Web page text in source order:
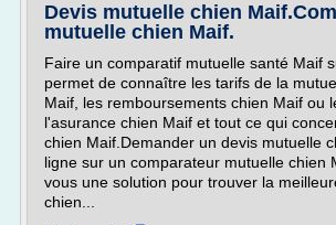
Devis mutuelle chien
mutuelle chien Maif.
Faire un comparatif mutuelle santé Maif
permet de connaître les tarifs de la
Maif, les remboursements chien Maif ou
l'asurance chien Maif et tout ce qui
chien Maif.Demander un devis mutuelle
ligne sur un comparateur mutuelle chien
vous une solution pour trouver la
chien...